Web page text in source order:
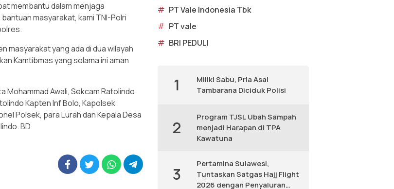
membantu dalam menjaga
masyarakat, kami TNI-Polri
masyarakat yang ada di dua wilayah
Kamtibmas yang selama ini aman
Mohammad Awali, Sekcam Ratolindo
Kapten Inf Bolo, Kapolsek
Polsek, para Lurah dan Kepala Desa
BD
# PT Vale Indonesia Tbk
# PT vale
# BRI PEDULI
1
Miliki Sabu, Pria Asal
Tambarana Diciduk Polisi
2
Program TJSL Ubah Sampah
menjadi Harapan di TPA
Kawatuna
3
Pertamina Sulawesi,
Tuntaskan Satgas Hajj Flight
2026 dengan Penyaluran